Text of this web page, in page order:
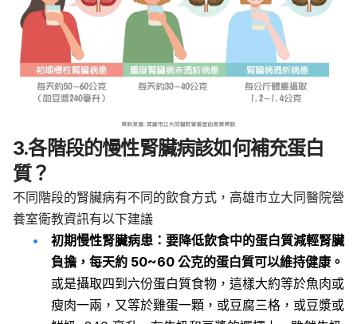
3.各階段的慢性腎臟病該如何補充蛋白
質？
不同階段的腎臟病有不同的飲食方式，高雄市立大同醫院營
養室衛教資訊有以下建議
初期慢性腎臟病患：要降低飲食中的蛋白質減輕腎臟
負擔，每天約 50~60 公克的蛋白質可以維持健康。
或是攝取四到六份蛋白質食物，這樣大約等於魚肉或
瘦肉一兩，又等於雞蛋一顆，或豆腐三格，或豆漿或